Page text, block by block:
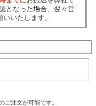
となった場合、翌々営
いたします。
注文が可能です。